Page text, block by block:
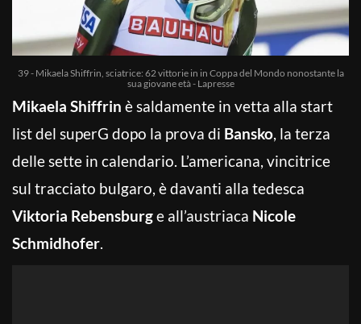
39 - Mikaela Shiffrin, sciatrice: 62 vittorie in in Coppa del Mondo nonostante la
sua giovane età - Lapresse
Mikaela Shiffrin è saldamente in vetta alla start
list del superG dopo la prova di Bansko, la terza
delle sette in calendario. L’americana, vincitrice
sul tracciato bulgaro, è davanti alla tedesca
Viktoria Rebensburge all’austriaca Nicole
Schmidhofer.